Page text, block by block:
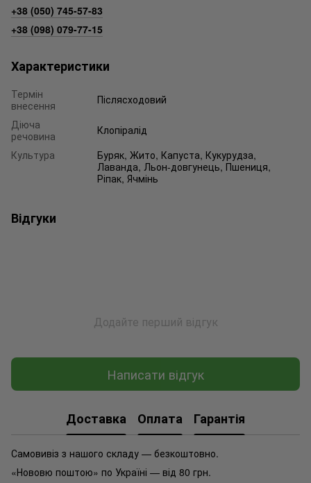
+38 (050) 745-57-83
+38 (098) 079-77-15
Характеристики
Термін
внесення
Післясходовий
Діюча
речовина
Клопіралід
Культура
Буряк, Жито, Капуста, Кукурудза,
Лаванда, Льон-довгунець, Пшениця,
Ріпак, Ячмінь
Відгуки
Додайте перший відгук
Написати відгук
Доставка Оплата Гарантія
Самовивіз з нашого складу — безкоштовно.
«Нововю поштою» по Україні — від 80 грн.